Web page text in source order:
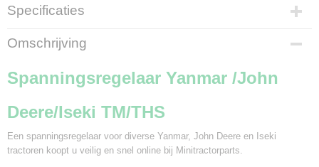
Specificaties
Bruto gewicht
0,22 Kg
Omschrijving
Spanningsregelaar Yanmar /John
Deere/Iseki TM/THS
Een spanningsregelaar voor diverse Yanmar, John Deere en Iseki
tractoren koopt u veilig en snel online bij Minitractorparts.